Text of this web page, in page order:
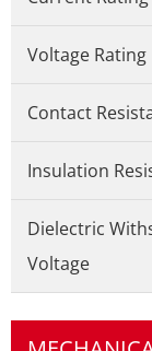
Voltage Rating
Contact
Insulation
Dielectric
Voltage